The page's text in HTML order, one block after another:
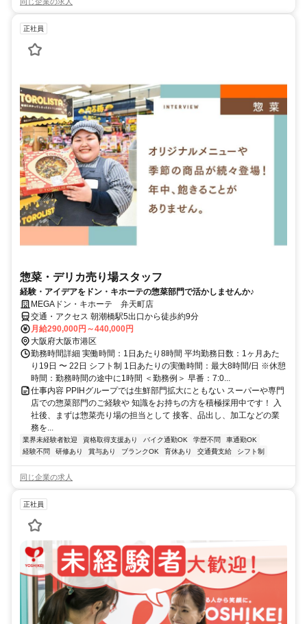
同じ企業の求人
正社員
惣菜・デリカ売り場スタッフ
経験・アイデアをドン・キホーテの惣菜部門で活かしませんか♪
MEGAドン・キホーテ 弁天町店
交通・アクセス 朝潮橋駅5出口から徒歩約9分
月給290,000円～440,000円
大阪府大阪市港区
勤務時間詳細 実働時間：1日あたり8時間 平均勤務日数：1ヶ月あた
り19日 〜 22日 シフト制 1日あたりの実働時間：最大8時間/日 ※休憩
時間：勤務時間の途中に1時間 ＜勤務例＞ 早番：7:0...
仕事内容 PPIHグループでは生鮮部門拡大にともない スーパーや専門
店での惣菜部門のご経験や 知識をお持ちの方を積極採用中です！ 入
社後、まずは惣菜売り場の担当として 接客、品出し、加工などの業
務を...
業界未経験者歓迎 資格取得支援あり バイク通勤OK 学歴不問
車通勤OK
経験不問
研修あり 賞与あり ブランクOK 育休あり 交通費支給 シフト制
同じ企業の求人
正社員